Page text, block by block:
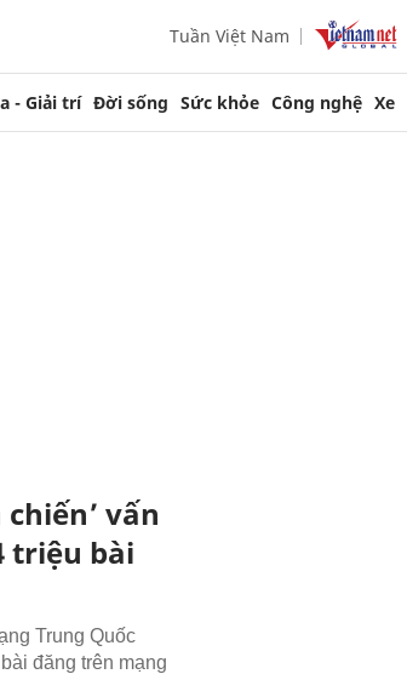
Tuần Việt Nam
- Giải trí Đời sống Sức khỏe Công nghệ Xe
vấn
triệu bài
Trung Quốc
đăng trên mạng